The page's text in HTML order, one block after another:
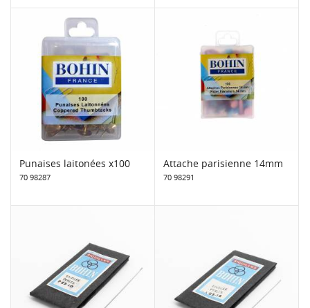
Punaises laitonées x100
70 98287
Attache parisienne 14mm
70 98291